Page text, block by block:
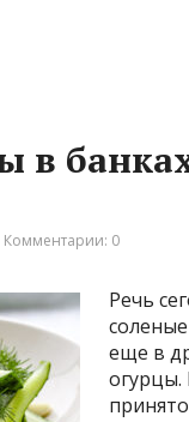
в
Комментарии: 0
Речь
еще в
огурцы.